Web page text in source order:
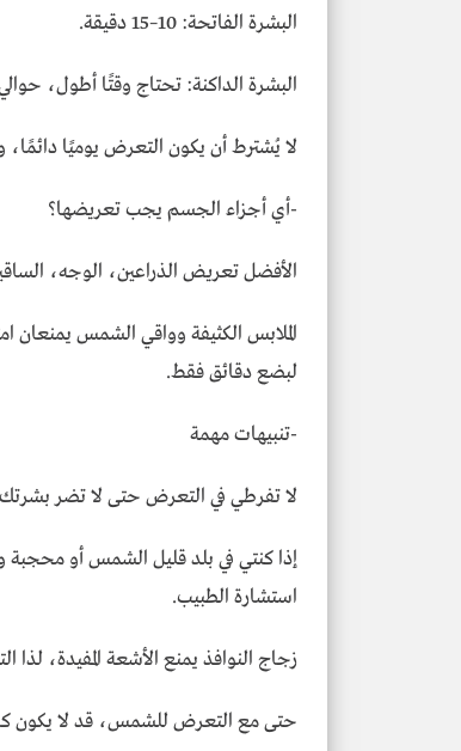
البشرة الفاتحة: 10–15 دقيقة.
البشرة الداكنة: تحتاج وقتًا أطول، حوالي 20–30
لا يُشترط أن يكون التعرض يوميًا دائمًا، ولكن من 3 إلى 5 مرات في
-أي أجزاء الجسم يجب تعريضها؟
الأفضل تعريض الذراعين، الوجه،
الملابس الكثيفة وواقي الشمس
لبضع دقائق فقط.
-تنبيهات مهمة
لا تفرطي في التعرض حتى لا تضر
إذا كنتي في بلد قليل الشمس أو
استشارة الطبيب.
زجاج النوافذ يمنع الأشعة المفيدة،
حتى مع التعرض للشمس، قد لا يكون